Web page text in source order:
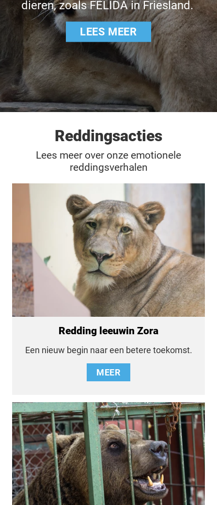
dieren, zoals FELIDA in Friesland.
LEES MEER
Reddingsacties
Lees meer over onze emotionele
reddingsverhalen
Redding leeuwin Zora
Een nieuw begin naar een betere toekomst.
MEER